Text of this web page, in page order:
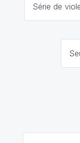
Série de